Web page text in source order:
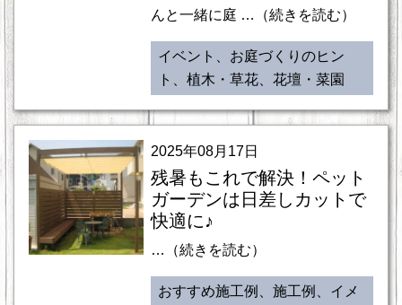
んと一緒に庭 …（続きを読む）
イベント、お庭づくりのヒン
ト、植木・草花、花壇・菜園
2025年08月17日
残暑もこれで解決！ペット
ガーデンは日差しカットで
快適に♪
…（続きを読む）
おすすめ施工例、施工例、イメ